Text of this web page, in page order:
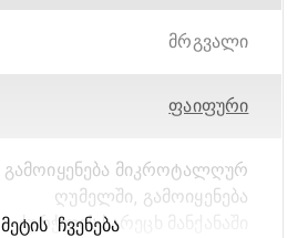
მრგვალი
ფაიფური
გამოიყენება მიკროტალღურ
ღუმელში, გამოიყენება
ჭურჭლის სარეცხ მანქანაში
ᲛᲔᲢᲘᲡ ᲩᲕᲔᲜᲔᲑᲐ